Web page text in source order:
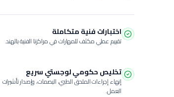
اختبارات فنية متكاملة
تقييم عملي مكثف للمهارات في مراكزنا الفنية بالهند.
تخليص حكومي لوجستي سريع
إنهاء إجراءات الملحق الطبي، البصمات، وإصدار تأشيرات
العمل.